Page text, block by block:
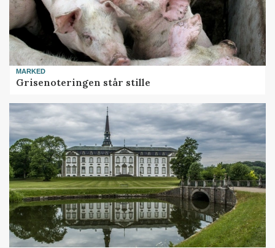
MARKED
Grisenoteringen står stille